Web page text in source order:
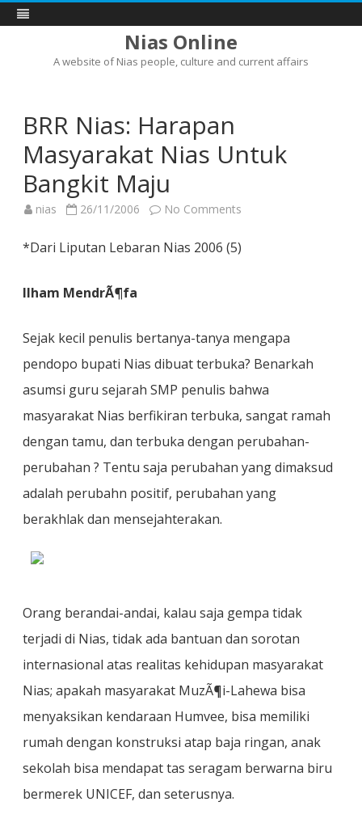
Nias Online
A website of Nias people, culture and current affairs
BRR Nias: Harapan
Masyarakat Nias Untuk
Bangkit Maju
nias 26/11/2006 No Comments
*Dari Liputan Lebaran Nias 2006 (5)
Ilham MendrÃ¶fa
Sejak kecil penulis bertanya-tanya mengapa
pendopo bupati Nias dibuat terbuka? Benarkah
asumsi guru sejarah SMP penulis bahwa
masyarakat Nias berfikiran terbuka, sangat ramah
dengan tamu, dan terbuka dengan perubahan-
perubahan ? Tentu saja perubahan yang dimaksud
adalah perubahn positif, perubahan yang
berakhlak dan mensejahterakan.
Orang berandai-andai, kalau saja gempa tidak
terjadi di Nias, tidak ada bantuan dan sorotan
internasional atas realitas kehidupan masyarakat
Nias; apakah masyarakat MuzÃ¶i-Lahewa bisa
menyaksikan kendaraan Humvee, bisa memiliki
rumah dengan konstruksi atap baja ringan, anak
sekolah bisa mendapat tas seragam berwarna biru
bermerek UNICEF, dan seterusnya.